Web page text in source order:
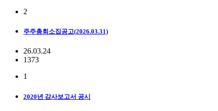
2
주주총회소집공고(2026.03.31)
26.03.24
1373
1
2020년 감사보고서 공시